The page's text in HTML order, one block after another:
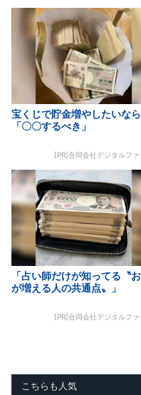
宝くじで貯金増やしたいなら
「〇〇するべき」
[PR]合同会社デジタルファ
「占い師だけが知ってる〝
が増える人の共通点〟」
[PR]合同会社デジタルファ
こちらも人気